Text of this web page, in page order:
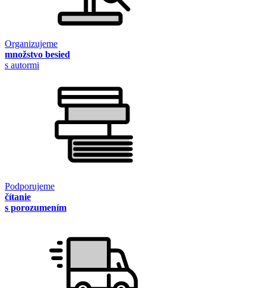
Organizujeme
množstvo besied
s autormi
Podporujeme
čítanie
s porozumením